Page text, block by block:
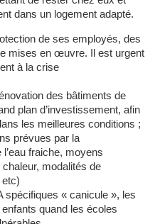
dans un logement adapté.
de ses employés, des
mises en œuvre. Il est urgent
à la crise
des bâtiments de
plan d’investissement, afin
les meilleures conditions ;
prévues par la
fraiche, moyens
modalités de
spécifiques « canicule », les
quand les écoles